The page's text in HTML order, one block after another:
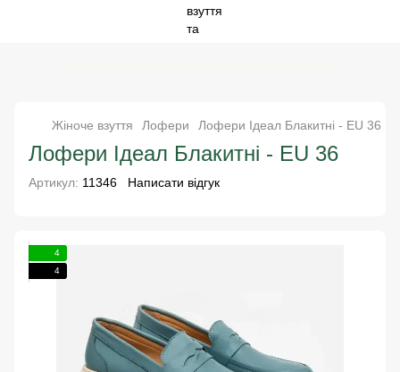
Жіноче взуття Лофери Лофери Ідеал Блакитні - EU 36
Лофери Ідеал Блакитні - EU 36
Артикул: 11346 Написати відгук
4
4